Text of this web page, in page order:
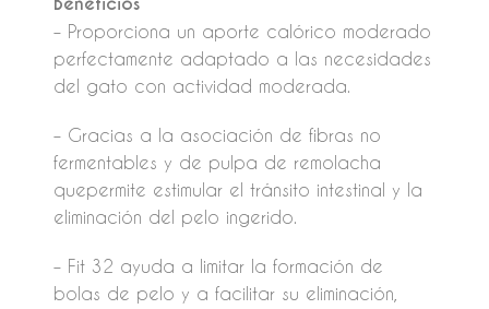
– Proporciona un aporte calórico moderado
perfectamente adaptado a las necesidades
del gato con actividad moderada.
– Gracias a la asociación de fibras no
fermentables y de pulpa de remolacha
quepermite estimular el tránsito intestinal y la
eliminación del pelo ingerido.
– Fit 32 ayuda a limitar la formación de
bolas de pelo y a facilitar su eliminación,